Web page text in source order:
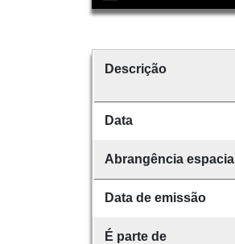
Descrição
Data
Abrangência espacial
Data de emissão
É parte de